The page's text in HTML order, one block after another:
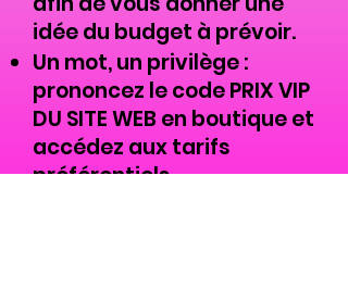
idée du budget à prévoir.
Un mot, un privilège :
prononcez le code PRIX VIP
DU SITE WEB en boutique et
accédez aux tarifs
préférentiels.